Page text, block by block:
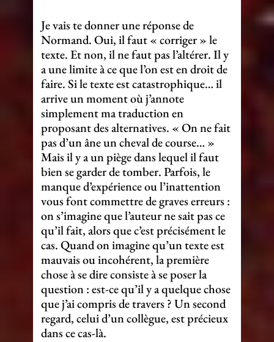
Je vais te donner une réponse de
Normand. Oui, il faut « corriger » le
texte. Et non, il ne faut pas l’altérer. Il y
a une limite à ce que l’on est en droit de
faire. Si le texte est catastrophique… il
arrive un moment où j’annote
simplement ma traduction en
proposant des alternatives. « On ne fait
pas d’un âne un cheval de course… »
Mais il y a un piège dans lequel il faut
bien se garder de tomber. Parfois, le
manque d’expérience ou l’inattention
vous font commettre de graves erreurs :
on s’imagine que l’auteur ne sait pas ce
qu’il fait, alors que c’est précisément le
cas. Quand on imagine qu’un texte est
mauvais ou incohérent, la première
chose à se dire consiste à se poser la
question : est-ce qu’il y a quelque chose
que j’ai compris de travers ? Un second
regard, celui d’un collègue, est précieux
dans ce cas-là.